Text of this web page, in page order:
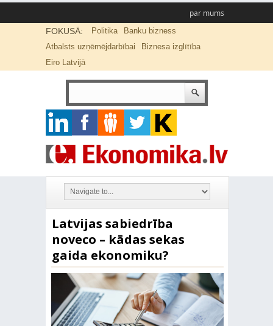
par mums
FOKUSĀ: Politika
Banku bizness
Atbalsts uzņēmējdarbībai
Biznesa izglītība
Eiro Latvijā
Latvijas sabiedrība
noveco – kādas sekas
gaida ekonomiku?